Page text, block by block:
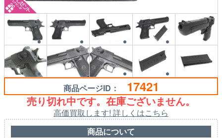
商品ページID： 17421
売り切れ中です。在庫ございません。
高価買取します! 詳しくはこちら
商品について